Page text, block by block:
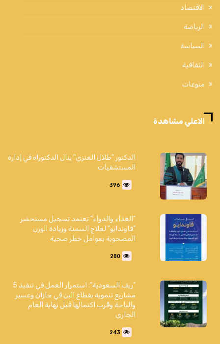
الاقتصاد
الرياضة
السياسة
الثقافية
منوعات
الاعلي مشاهدة
الدكتور "طلال العنزي" ينال الدكتوراه في إدارة
المستشفيات
396
"الغذاء والدواء" تعتمد تسجيل مستحضر
"فاوندايو" لعلاج السمنة وزيادة الوزن
المصحوبة بعوامل خطر صحية
280
"ريف السعودية": استمرار العمل في تنفيذ 5
مشاريع تنموية بقطاع البن في جازان وعسير
والباحة وقُرب اكتمالها قبل نهاية العام
الجاري
243